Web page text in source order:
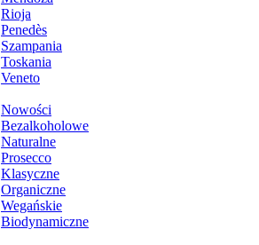
Rioja
Penedès
Szampania
Toskania
Veneto
Nowości
Bezalkoholowe
Naturalne
Prosecco
Klasyczne
Organiczne
Wegańskie
Biodynamiczne